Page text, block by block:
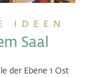
IDEEN
Saal
der Ebene 1 Ost